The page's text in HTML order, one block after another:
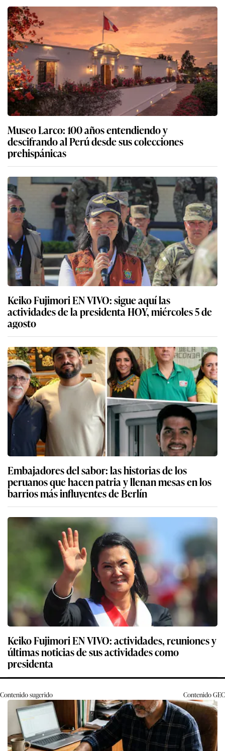
Museo Larco: 100 años entendiendo y
descifrando al Perú desde sus colecciones
prehispánicas
Keiko Fujimori EN VIVO: sigue aquí las
actividades de la presidenta HOY, miércoles 5 de
agosto
Embajadores del sabor: las historias de los
peruanos que hacen patria y llenan mesas en los
barrios más influyentes de Berlín
Keiko Fujimori EN VIVO: actividades, reuniones y
últimas noticias de sus actividades como
presidenta
Contenido sugerido ContenidoGEC